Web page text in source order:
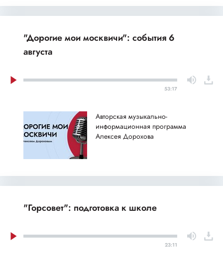
"Дорогие мои москвичи": события 6
августа
53:17
Авторская музыкально-
информационная программа
Алексея Дорохова
"Горсовет": подготовка к школе
23:11